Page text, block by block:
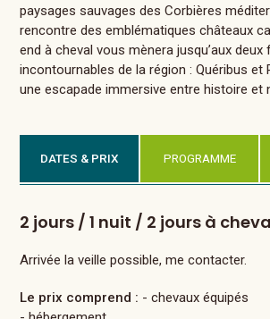
paysages sauvages des Corbières
rencontre des emblématiques châteaux
end à cheval vous mènera jusqu’aux
incontournables de la région : Quéribus et
une escapade immersive entre histoire et
DATES & PRIX PROGRAMME
2 jours / 1 nuit / 2 jours à
Arrivée la veille possible, me contacter.
Le prix comprend : - chevaux équipés